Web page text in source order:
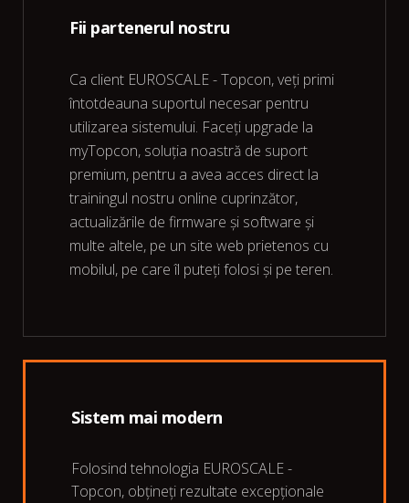
Fii partenerul nostru
Ca client EUROSCALE - Topcon, veți primi
întotdeauna suportul necesar pentru
utilizarea sistemului. Faceți upgrade la
myTopcon, soluția noastră de suport
premium, pentru a avea acces direct la
trainingul nostru online cuprinzător,
actualizările de firmware și software și
multe altele, pe un site web prietenos cu
mobilul, pe care îl puteți folosi și pe teren.
Sistem mai modern
Folosind tehnologia EUROSCALE -
Topcon, obțineți rezultate excepționale